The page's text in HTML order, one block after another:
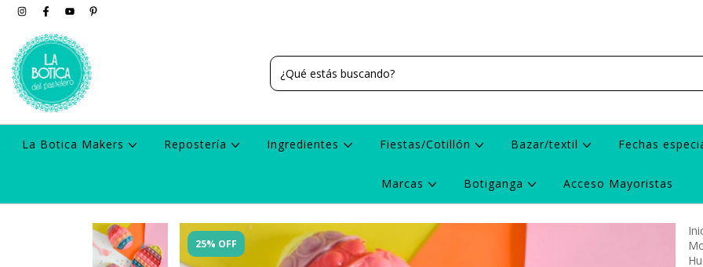
La Botica Makers Repostería Ingredientes Fiestas/Cotillón Bazar/textil Fechas
Marcas Botiganga Acceso Mayoristas
25% OFF